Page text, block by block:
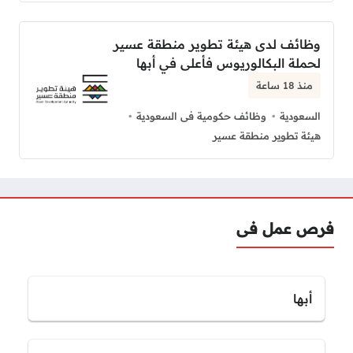
وظائف لدى هيئة تطوير منطقة عسير
لحملة البكالوريوس فأعلى في أبها
منذ 18 ساعة
السعودية
وظائف حكومية فى السعودية
هيئة تطوير منطقة عسير
فرص عمل فى
أبها